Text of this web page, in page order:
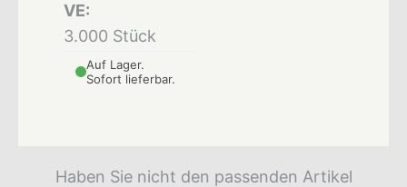
VE:
3.000 Stück
Auf Lager.
Sofort lieferbar.
Haben Sie nicht den passenden Artikel